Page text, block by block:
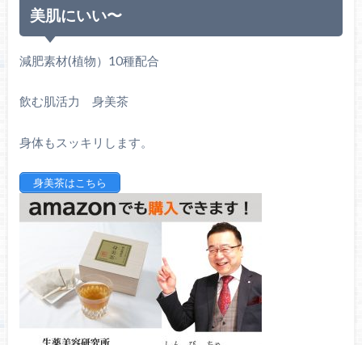
美肌にいい〜
減肥素材(植物）10種配合
飲む肌活力 身美茶
身体もスッキリします。
身美茶はこちら